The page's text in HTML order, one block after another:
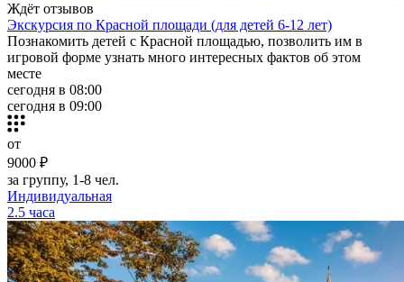
Ждёт отзывов
Экскурсия по Красной площади (для детей 6-12 лет)
Познакомить детей с Красной площадью, позволить им в
игровой форме узнать много интересных фактов об этом
месте
сегодня в 08:00
сегодня в 09:00
от
9000 ₽
за группу, 1-8 чел.
Индивидуальная
2.5 часа